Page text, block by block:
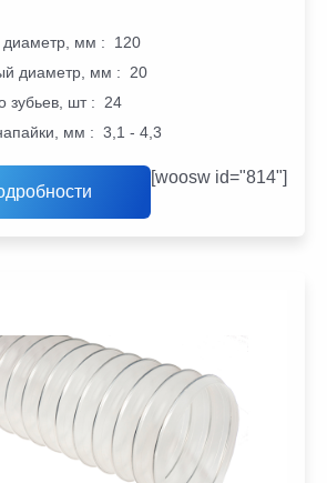
мм :
120
диаметр, мм :
20
зубьев, шт :
24
мм : 3,1 - 4,3
[woosw id="814"]